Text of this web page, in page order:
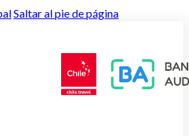
Saltar al pie de página